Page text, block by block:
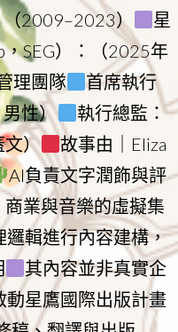
2009–2023）
星
SEG）：（2025年
理團隊
首席執行
男性）
執行總監：
文）
故事由｜Eliza
AI負責文字潤飾與評
商業與音樂的虛擬集
邏輯進行內容建構，
其內容並非真實企
星鷹國際出版計畫